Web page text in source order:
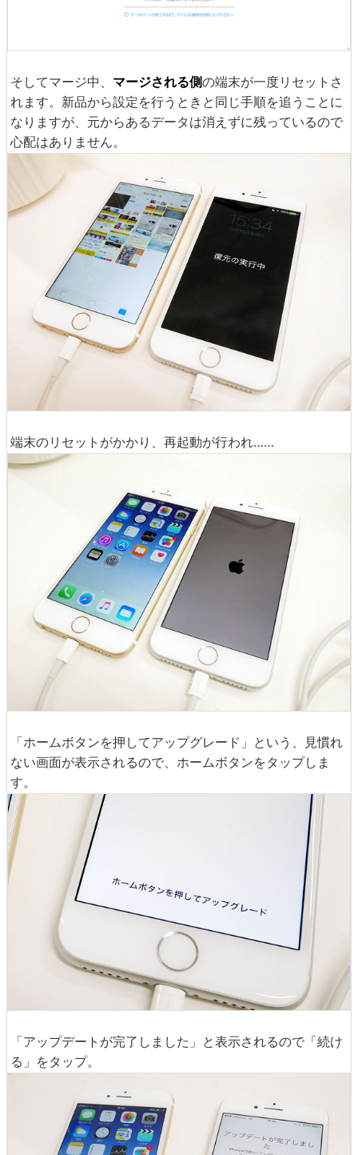
そしてマージ中、 マージされる側の端末が一度リセットさ
れます。新品から設定を行うときと同じ手順を追うことに
なりますが、元からあるデータは消えずに残っているので
心配はありません。
端末のリセットがかかり、再起動が行われ……
「ホームボタンを押してアップグレード」という、見慣れ
ない画面が表示されるので、ホームボタンをタップしま
す。
「アップデートが完了しました」と表示されるので「続け
る」をタップ。